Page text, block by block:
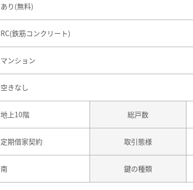
あり(無料)
RC(鉄筋コンクリート)
マンション
空きなし
地上10階 総戸数
定期借家契約 取引態様
南 鍵の種類